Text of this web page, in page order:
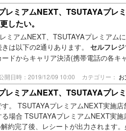
レミアムNEXT、TSUTAYAプレ
したい。
ミアムNEXT、TSUTAYAプレミアム
は以下の2通りあります。 セルフレジ
ドからキャリア決済(携帯電話の各キ
開日時：2019/12/09 10:00 カテゴリー：
レミアムNEXT、TSUTAYAプレ
。 TSUTAYAプレミアムNEXT実施
場合 TSUTAYAプレミアムNEXT実
約完了後、レシートが出力されます